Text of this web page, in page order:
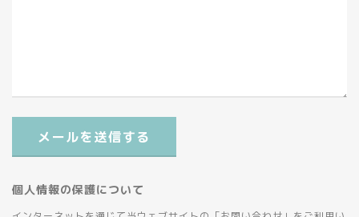
メールを送信する
個人情報の保護について